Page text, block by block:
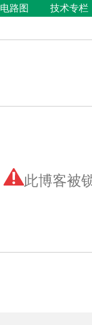
电路图 技术专栏
此博客被